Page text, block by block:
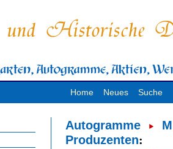
Home Neues Suche
Autogramme
Produzenten: